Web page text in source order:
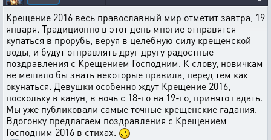
Крещение 2016 весь православный мир отметит завтра, 19
января. Традиционно в этот день многие отправятся
купаться в прорубь, веруя в целебную силу крещенской
воды, и будут отправлять друг другу радостные
поздравления с Крещением Господним. К слову, новичкам
не мешало бы знать некоторые правила, перед тем как
окунаться. Девушки особенно ждут Крещение 2016,
поскольку в канун, в ночь с 18-го на 19-го, принято гадать.
Мы уже публиковали самые точные крещенские гадания.
Вдогонку предлагаем поздравления с Крещением
Господним 2016 в стихах.